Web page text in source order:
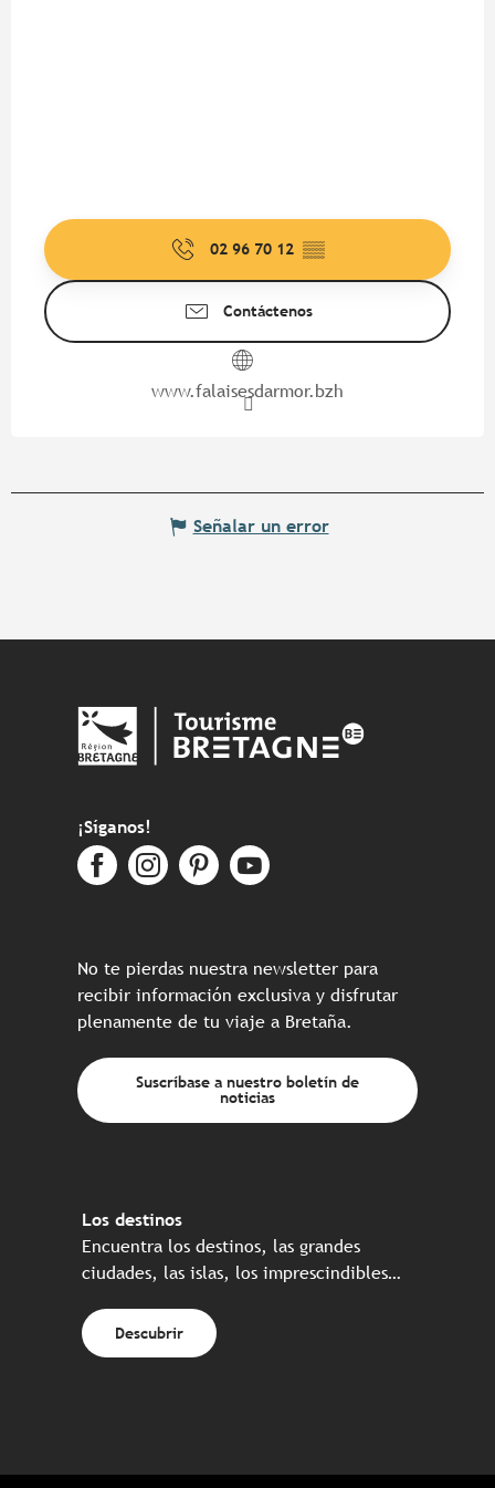
02 96 70 12 ▒▒
Contáctenos
www.falaisesdarmor.bzh
Señalar un error
¡Síganos!
No te pierdas nuestra newsletter para
recibir información exclusiva y disfrutar
plenamente de tu viaje a Bretaña.
Suscríbase a nuestro boletín de
noticias
Los destinos
Encuentra los destinos, las grandes
ciudades, las islas, los imprescindibles…
Descubrir